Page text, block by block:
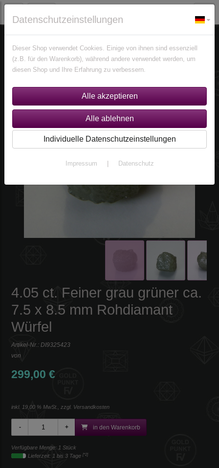
Edelsteine Diamanten
4.05 ct. Feiner grau grüner ca.
7.5 x 8.5 mm Rohdiamant
Würfel
Artikel-Nr.: DI9325423
von
299,00 €
inkl. 19,00 % MwSt., zzgl. Versandkosten
in den Warenkorb
Verfügbare Menge: 1 Stück
Lieferzeit: 1 bis 3 Tage [*2]
Datenschutzeinstellungen
Dieser Shop verwendet Cookies. Einige von ihnen sind essenziell
(z.B. für den Warenkorb), während andere verwendet werden, um
diesen Shop und Ihre Erfahrung zu verbessern.
Individuelle Datenschutzeinstellungen
Impressum Datenschutz